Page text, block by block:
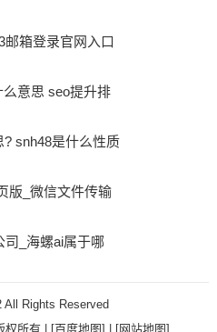
邮箱登录官网入口
意思 seo提升排
snh48是什么性质
版_微信文件传输
司_海螺ai属于哪
All Rights Reserved
权所有 |
[百度地图] [网站地图]